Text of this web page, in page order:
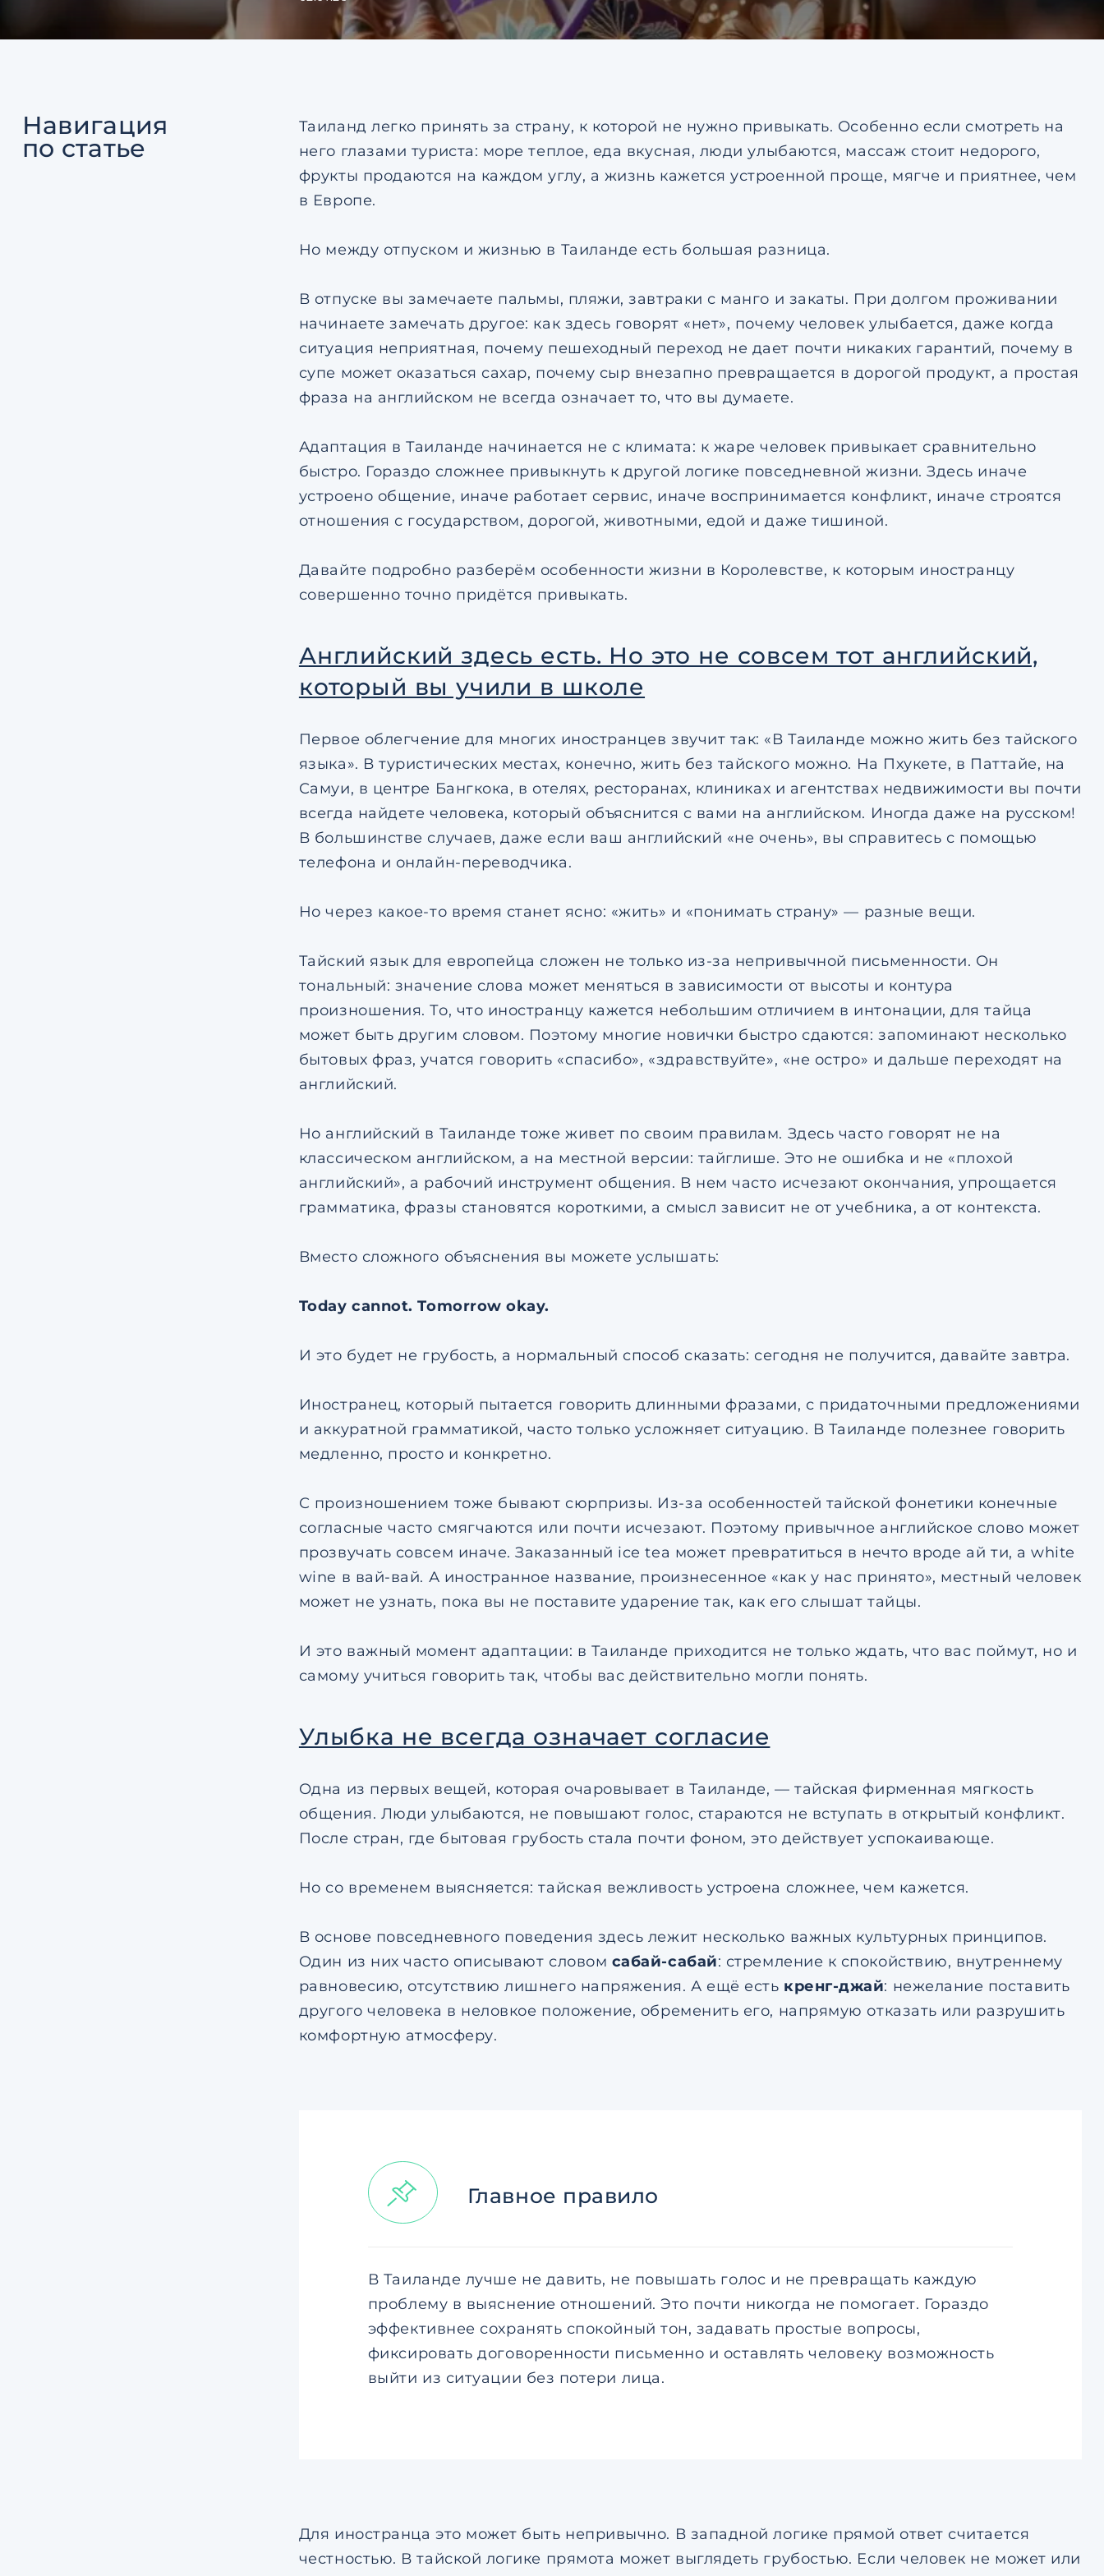
Навигация
по статье
Таиланд легко принять за страну, к которой не нужно привыкать. Особенно если смотреть на
него глазами туриста: море теплое, еда вкусная, люди улыбаются, массаж стоит недорого,
фрукты продаются на каждом углу, а жизнь кажется устроенной проще, мягче и приятнее, чем
в Европе.
Но между отпуском и жизнью в Таиланде есть большая разница.
В отпуске вы замечаете пальмы, пляжи, завтраки с манго и закаты. При долгом проживании
начинаете замечать другое: как здесь говорят «нет», почему человек улыбается, даже когда
ситуация неприятная, почему пешеходный переход не дает почти никаких гарантий, почему в
супе может оказаться сахар, почему сыр внезапно превращается в дорогой продукт, а простая
фраза на английском не всегда означает то, что вы думаете.
Адаптация в Таиланде начинается не с климата: к жаре человек привыкает сравнительно
быстро. Гораздо сложнее привыкнуть к другой логике повседневной жизни. Здесь иначе
устроено общение, иначе работает сервис, иначе воспринимается конфликт, иначе строятся
отношения с государством, дорогой, животными, едой и даже тишиной.
Давайте подробно разберём особенности жизни в Королевстве, к которым иностранцу
совершенно точно придётся привыкать.
Английский здесь есть. Но это не совсем тот английский,
который вы учили в школе
Первое облегчение для многих иностранцев звучит так: «В Таиланде можно жить без тайского
языка». В туристических местах, конечно, жить без тайского можно. На Пхукете, в Паттайе, на
Самуи, в центре Бангкока, в отелях, ресторанах, клиниках и агентствах недвижимости вы почти
всегда найдете человека, который объяснится с вами на английском. Иногда даже на русском!
В большинстве случаев, даже если ваш английский «не очень», вы справитесь с помощью
телефона и онлайн-переводчика.
Но через какое-то время станет ясно: «жить» и «понимать страну» — разные вещи.
Тайский язык для европейца сложен не только из-за непривычной письменности. Он
тональный: значение слова может меняться в зависимости от высоты и контура
произношения. То, что иностранцу кажется небольшим отличием в интонации, для тайца
может быть другим словом. Поэтому многие новички быстро сдаются: запоминают несколько
бытовых фраз, учатся говорить «спасибо», «здравствуйте», «не остро» и дальше переходят на
английский.
Но английский в Таиланде тоже живет по своим правилам. Здесь часто говорят не на
классическом английском, а на местной версии: тайглише. Это не ошибка и не «плохой
английский», а рабочий инструмент общения. В нем часто исчезают окончания, упрощается
грамматика, фразы становятся короткими, а смысл зависит не от учебника, а от контекста.
Вместо сложного объяснения вы можете услышать:
Today cannot. Tomorrow okay.
И это будет не грубость, а нормальный способ сказать: сегодня не получится, давайте завтра.
Иностранец, который пытается говорить длинными фразами, с придаточными предложениями
и аккуратной грамматикой, часто только усложняет ситуацию. В Таиланде полезнее говорить
медленно, просто и конкретно.
С произношением тоже бывают сюрпризы. Из-за особенностей тайской фонетики конечные
согласные часто смягчаются или почти исчезают. Поэтому привычное английское слово может
прозвучать совсем иначе. Заказанный ice tea может превратиться в нечто вроде ай ти, а white
wine в вай-вай. А иностранное название, произнесенное «как у нас принято», местный человек
может не узнать, пока вы не поставите ударение так, как его слышат тайцы.
И это важный момент адаптации: в Таиланде приходится не только ждать, что вас поймут, но и
самому учиться говорить так, чтобы вас действительно могли понять.
Улыбка не всегда означает согласие
Одна из первых вещей, которая очаровывает в Таиланде, — тайская фирменная мягкость
общения. Люди улыбаются, не повышают голос, стараются не вступать в открытый конфликт.
После стран, где бытовая грубость стала почти фоном, это действует успокаивающе.
Но со временем выясняется: тайская вежливость устроена сложнее, чем кажется.
В основе повседневного поведения здесь лежит несколько важных культурных принципов.
Один из них часто описывают словом сабай-сабай: стремление к спокойствию, внутреннему
равновесию, отсутствию лишнего напряжения. А ещё есть кренг-джай: нежелание поставить
другого человека в неловкое положение, обременить его, напрямую отказать или разрушить
комфортную атмосферу.
Главное правило
В Таиланде лучше не давить, не повышать голос и не превращать каждую
проблему в выяснение отношений. Это почти никогда не помогает. Гораздо
эффективнее сохранять спокойный тон, задавать простые вопросы,
фиксировать договоренности письменно и оставлять человеку возможность
выйти из ситуации без потери лица.
Для иностранца это может быть непривычно. В западной логике прямой ответ считается
честностью. В тайской логике прямота может выглядеть грубостью. Если человек не может или
персональных данных
Я даю согласие на направление
Ответить на почту